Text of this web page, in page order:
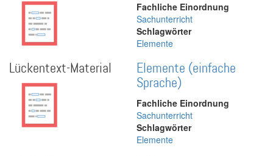
Fachliche Einordnung
Sachunterricht
Schlagwörter
Elemente
Lückentext-Material
Elemente (einfache
Sprache)
Fachliche Einordnung
Sachunterricht
Schlagwörter
Elemente